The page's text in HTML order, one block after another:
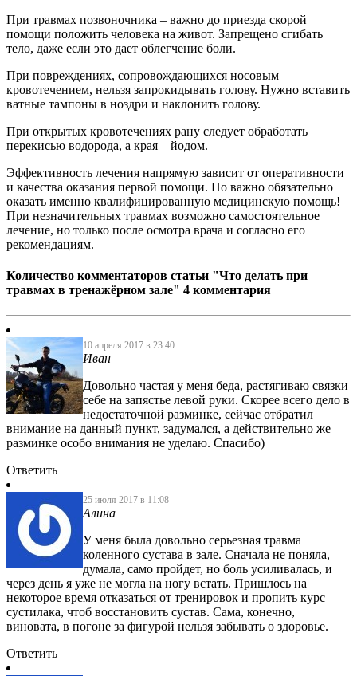
При травмах позвоночника – важно до приезда скорой
помощи положить человека на живот. Запрещено сгибать
тело, даже если это дает облегчение боли.
При повреждениях, сопровождающихся носовым
кровотечением, нельзя запрокидывать голову. Нужно вставить
ватные тампоны в ноздри и наклонить голову.
При открытых кровотечениях рану следует обработать
перекисью водорода, а края – йодом.
Эффективность лечения напрямую зависит от оперативности
и качества оказания первой помощи. Но важно обязательно
оказать именно квалифицированную медицинскую помощь!
При незначительных травмах возможно самостоятельное
лечение, но только после осмотра врача и согласно его
рекомендациям.
Количество комментаторов статьи "Что делать при
травмах в тренажёрном зале" 4 комментария
10 апреля 2017 в 23:40
Иван
Довольно частая у меня беда, растягиваю связки
себе на запястье левой руки. Скорее всего дело в
недостаточной разминке, сейчас отбратил
внимание на данный пункт, задумался, а действительно же
разминке особо внимания не уделаю. Спасибо)
Ответить
25 июля 2017 в 11:08
Алина
У меня была довольно серьезная травма
коленного сустава в зале. Сначала не поняла,
думала, само пройдет, но боль усиливалась, и
через день я уже не могла на ногу встать. Пришлось на
некоторое время отказаться от тренировок и пропить курс
сустилака, чтоб восстановить сустав. Сама, конечно,
виновата, в погоне за фигурой нельзя забывать о здоровье.
Ответить